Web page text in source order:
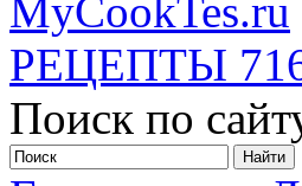
MyCookTes.ru
РЕЦЕПТЫ
Поиск по